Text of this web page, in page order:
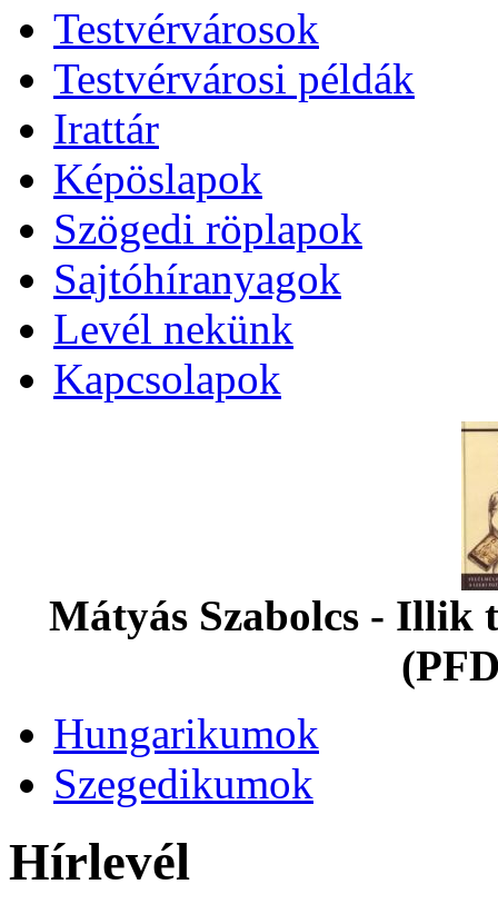
Testvérvárosok
Testvérvárosi példák
Irattár
Képöslapok
Szögedi röplapok
Sajtóhíranyagok
Levél nekünk
Kapcsolapok
Mátyás Szabolcs - Illik
Hungarikumok
Szegedikumok
Hírlevél